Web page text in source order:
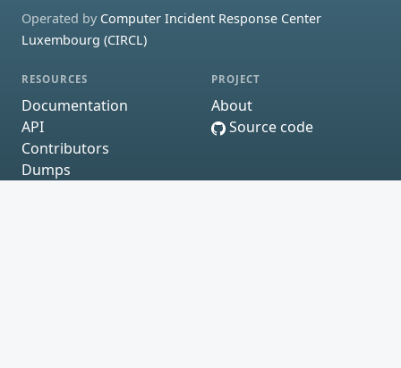
Operated by Computer Incident Response Center
Luxembourg (CIRCL)
RESOURCES
Documentation
API
Contributors
Dumps
PROJECT
About
Source code